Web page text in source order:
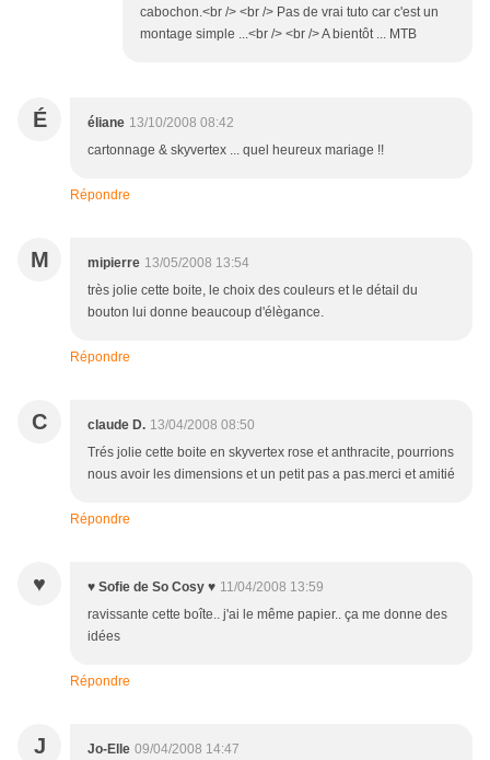
cabochon.<br /> <br /> Pas de vrai tuto car c'est un
montage simple ...<br /> <br /> A bientôt ... MTB
É éliane 13/10/2008 08:42
cartonnage & skyvertex ... quel heureux mariage !!
Répondre
M mipierre 13/05/2008 13:54
très jolie cette boite, le choix des couleurs et le détail du
bouton lui donne beaucoup d'élègance.
Répondre
C claude D. 13/04/2008 08:50
Trés jolie cette boite en skyvertex rose et anthracite, pourrions
nous avoir les dimensions et un petit pas a pas.merci et amitié
Répondre
♥ ♥ Sofie de So Cosy ♥ 11/04/2008 13:59
ravissante cette boîte.. j'ai le même papier.. ça me donne des
idées
Répondre
J Jo-Elle 09/04/2008 14:47